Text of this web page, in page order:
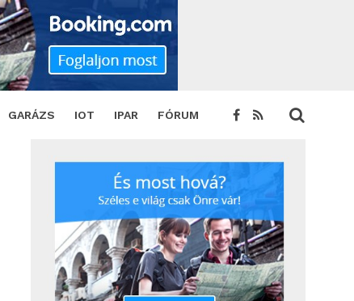
GARÁZS IOT IPAR FÓRUM
SHARE TWEET